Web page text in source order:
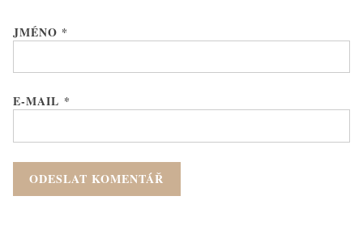
JMÉNO *
E-MAIL *